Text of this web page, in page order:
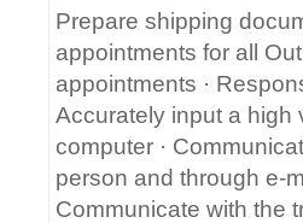
Prepare shipping
appointments for all
appointments ·
Accurately input a high
computer ·
person and through e-
Communicate with the